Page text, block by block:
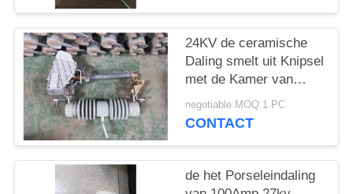
24KV de ceramische
Daling smelt uit Knipsel
met de Kamer van
Boogextingquishing
negotiable MOQ:1 PC
CONTACT
de het Porseleindaling